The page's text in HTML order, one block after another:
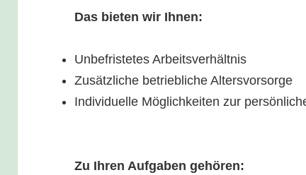
Das bieten wir Ihnen:
Unbefristetes Arbeitsverhältnis
Zusätzliche betriebliche Altersvorsorge
Individuelle Möglichkeiten zur
Zu Ihren Aufgaben gehören: